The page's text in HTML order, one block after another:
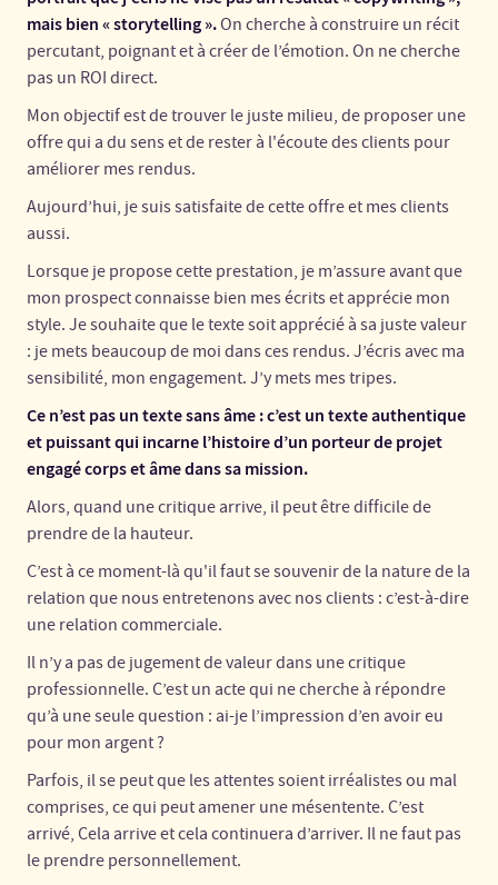
mais bien « storytelling ».On cherche à construire un récit
percutant, poignant et à créer de l’émotion. On ne cherche
pas un ROI direct.
Mon objectif est de trouver le juste milieu, de proposer une
offre qui a du sens et de rester à l'écoute des clients pour
améliorer mes rendus.
Aujourd’hui, je suis satisfaite de cette offre et mes clients
aussi.
Lorsque je propose cette prestation, je m’assure avant que
mon prospect connaisse bien mes écrits et apprécie mon
style. Je souhaite que le texte soit apprécié à sa juste valeur
: je mets beaucoup de moi dans ces rendus. J’écris avec ma
sensibilité, mon engagement. J’y mets mes tripes.
Ce n’est pas un texte sans âme : c’est un texte authentique
et puissant qui incarne l’histoire d’un porteur de projet
engagé corps et âme dans sa mission.
Alors, quand une critique arrive, il peut être difficile de
prendre de la hauteur.
C’est à ce moment-là qu'il faut se souvenir de la nature de la
relation que nous entretenons avec nos clients : c’est-à-dire
une relation commerciale.
Il n’y a pas de jugement de valeur dans une critique
professionnelle. C’est un acte qui ne cherche à répondre
qu’à une seule question : ai-je l’impression d’en avoir eu
pour mon argent ?
Parfois, il se peut que les attentes soient irréalistes ou mal
comprises, ce qui peut amener une mésentente. C’est
arrivé, Cela arrive et cela continuera d’arriver. Il ne faut pas
le prendre personnellement.